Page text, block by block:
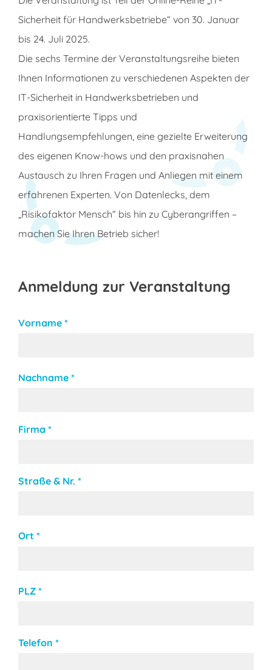
Sicherheit für Handwerksbetriebe“ von 30. Januar
bis 24. Juli 2025.
Die sechs Termine der Veranstaltungsreihe bieten
Ihnen Informationen zu verschiedenen Aspekten der
IT-Sicherheit in Handwerksbetrieben und
praxisorientierte Tipps und
Handlungsempfehlungen, eine gezielte Erweiterung
des eigenen Know-hows und den praxisnahen
Austausch zu Ihren Fragen und Anliegen mit einem
erfahrenen Experten. Von Datenlecks, dem
„Risikofaktor Mensch“ bis hin zu Cyberangriffen –
machen Sie Ihren Betrieb sicher!
Anmeldung zur Veranstaltung
Vorname*
Nachname*
Firma*
Straße & Nr.*
Ort*
PLZ*
Telefon*